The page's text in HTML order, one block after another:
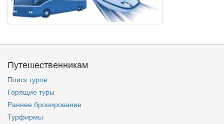
Путешественникам
Поиск туров
Горящие туры
Раннее бронирование
Турфирмы